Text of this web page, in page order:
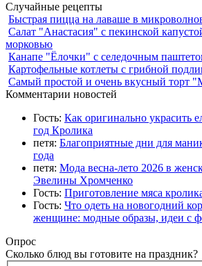
Случайные рецепты
Быстрая пицца на лаваше в
Салат "Анастасия" с пекинской
морковью
Канапе "Ёлочки" с селедочным
Картофельные котлеты с грибной
Самый простой и очень вкусный торт
Комментарии новостей
Гость: Как оригинально украсить
год Кролика
петя: Благоприятные дни для
года
петя: Мода весна-лето 2026 в
Эвелины Хромченко
Гость: Приготовление мяса
Гость: Что одеть на новогодний
женщине: модные образы, идеи с
Опрос
Сколько блюд вы готовите на праздник?